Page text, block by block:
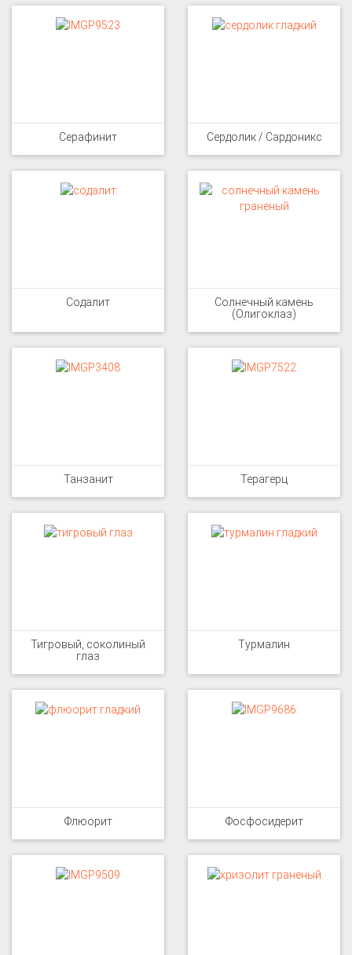
Серафинит Сердолик / Сардоникс
Содалит
Солнечный камень
(Олигоклаз)
Танзанит Терагерц
Тигровый, соколиный
глаз
Турмалин
Флюорит Фосфосидерит